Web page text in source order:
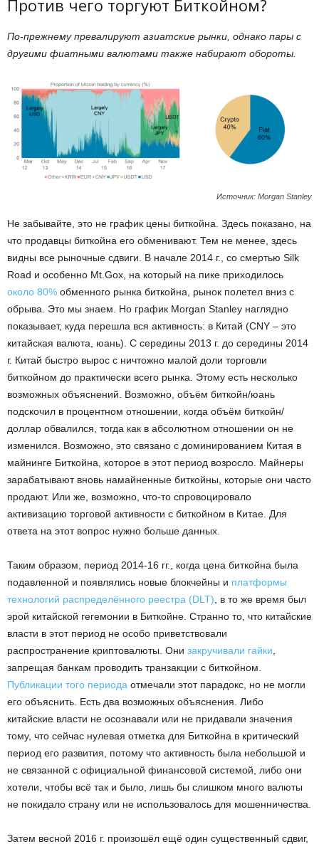
Против чего торгуют Биткойном?
По-прежнему превалируют азиатские рынки, однако пары с
другими фиатными валютами также набирают обороты.
Источник: Morgan Stanley
Не забывайте, это не график цены биткойна. Здесь показано, на
что продавцы биткойна его обменивают. Тем не менее, здесь
видны все рыночные сдвиги. В начале 2014 г., со смертью Silk
Road и особенно Mt.Gox, на который на пике приходилось
около 80% обменного рынка биткойна, рынок полетел вниз с
обрыва. Это мы знаем. Но график Morgan Stanley наглядно
показывает, куда перешла вся активность: в Китай (CNY – это
китайская валюта, юань). С середины 2013 г. до середины 2014
г. Китай быстро вырос с ничтожно малой доли торговли
биткойном до практически всего рынка. Этому есть несколько
возможных объяснений. Возможно, объём биткойн/юань
подскочил в процентном отношении, когда объём биткойн/
доллар обвалился, тогда как в абсолютном отношении он не
изменился. Возможно, это связано с доминированием Китая в
майнинге Биткойна, которое в этот период возросло. Майнеры
зарабатывают вновь намайненные биткойны, которые они часто
продают. Или же, возможно, что-то спровоцировало
активизацию торговой активности с биткойном в Китае. Для
ответа на этот вопрос нужно больше данных.
Таким образом, период 2014-16 гг., когда цена биткойна была
подавленной и появлялись новые блокчейны и платформы
технологий распределённого реестра (DLT) , в то же время был
эрой китайской гегемонии в Биткойне. Странно то, что китайские
власти в этот период не особо приветствовали
распространение криптовалюты. Они закручивали гайки
запрещая банкам проводить транзакции с биткойном.
Публикации того периода отмечали этот парадокс, но не могли
его объяснить. Есть два возможных объяснения. Либо
китайские власти не осознавали или не придавали значения
тому, что сейчас нулевая отметка для Биткойна в критический
период его развития, потому что активность была небольшой и
не связанной с официальной финансовой системой, либо они
хотели, чтобы всё так и было, лишь бы слишком много валюты
не покидало страну или не использовалось для мошенничества.
Затем весной 2016 г. произошёл ещё один существенный сдвиг,